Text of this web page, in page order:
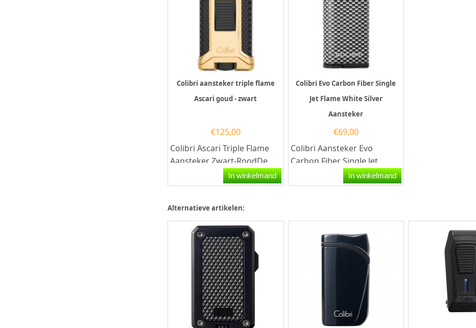
Colibri aansteker triple flame
Ascari goud - zwart
€125,00
Colibri Ascari Triple Flame
Aansteker Zwart-RoodDe
Colibri Ascari zwart-rood is
een hoogwaardige...
In winkelmand
Colibri Evo Carbon Fiber Single
Jet Flame White Silver
Aansteker
€69,00
Colibri Aansteker Evo
Carbon Fiber Single Jet
Flame in de kleur Wit-Zilver....
In winkelmand
Alternatieve artikelen: